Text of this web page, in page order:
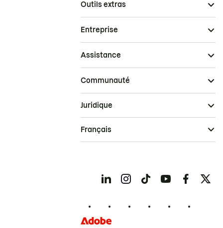
Outils extras
Entreprise
Assistance
Communauté
Juridique
Français